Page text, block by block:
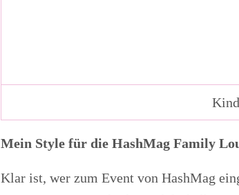
Mein Style für die HashMag Family
Klar ist, wer zum Event von HashMag